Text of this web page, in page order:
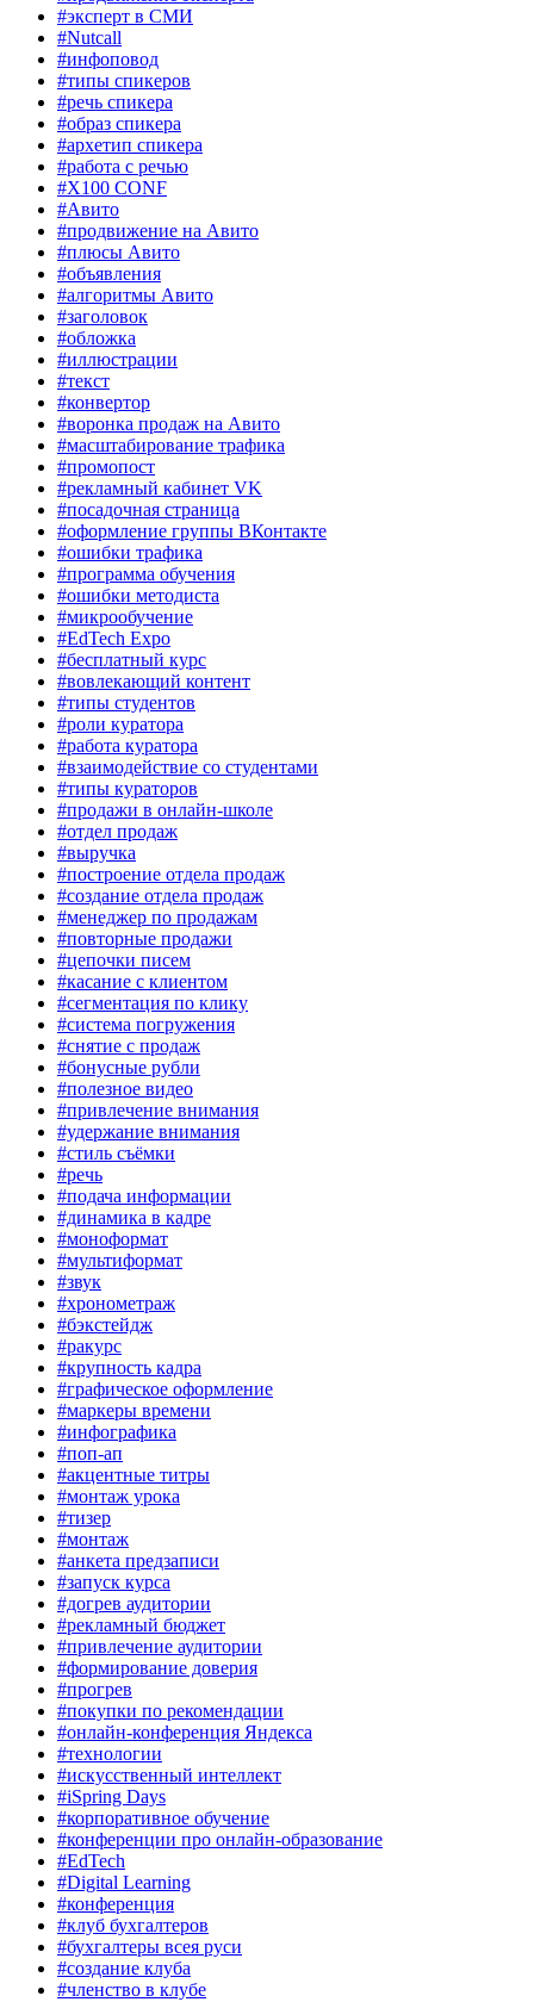
#эксперт в СМИ
#Nutcall
#инфоповод
#типы спикеров
#речь спикера
#образ спикера
#архетип спикера
#работа с речью
#X100 CONF
#Авито
#продвижение на Авито
#плюсы Авито
#объявления
#алгоритмы Авито
#заголовок
#обложка
#иллюстрации
#текст
#конвертор
#воронка продаж на Авито
#масштабирование трафика
#промопост
#рекламный кабинет VK
#посадочная страница
#оформление группы ВКонтакте
#ошибки трафика
#программа обучения
#ошибки методиста
#микрообучение
#EdTech Expo
#бесплатный курс
#вовлекающий контент
#типы студентов
#роли куратора
#работа куратора
#взаимодействие со студентами
#типы кураторов
#продажи в онлайн-школе
#отдел продаж
#выручка
#построение отдела продаж
#создание отдела продаж
#менеджер по продажам
#повторные продажи
#цепочки писем
#касание с клиентом
#сегментация по клику
#система погружения
#снятие с продаж
#бонусные рубли
#полезное видео
#привлечение внимания
#удержание внимания
#стиль съёмки
#речь
#подача информации
#динамика в кадре
#моноформат
#мультиформат
#звук
#хронометраж
#бэкстейдж
#ракурс
#крупность кадра
#графическое оформление
#маркеры времени
#инфографика
#поп-ап
#акцентные титры
#монтаж урока
#тизер
#монтаж
#анкета предзаписи
#запуск курса
#догрев аудитории
#рекламный бюджет
#привлечение аудитории
#формирование доверия
#прогрев
#покупки по рекомендации
#онлайн-конференция Яндекса
#технологии
#искусственный интеллект
#iSpring Days
#корпоративное обучение
#конференции про онлайн-образование
#EdTech
#Digital Learning
#конференция
#клуб бухгалтеров
#бухгалтеры всея руси
#создание клуба
#членство в клубе